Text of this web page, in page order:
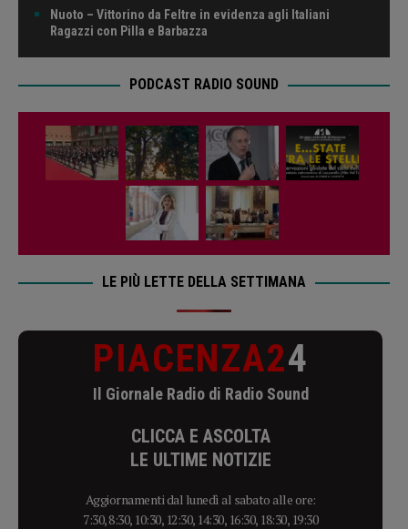
Nuoto – Vittorino da Feltre in evidenza agli Italiani
Ragazzi con Pilla e Barbazza
PODCAST RADIO SOUND
LE PIÙ LETTE DELLA SETTIMANA
PIACENZA24
Il Giornale Radio di Radio Sound
CLICCA E ASCOLTA
LE ULTIME NOTIZIE
Aggiornamenti dal lunedì al sabato alle ore:
7:30, 8:30, 10:30, 12:30, 14:30, 16:30, 18:30, 19:30